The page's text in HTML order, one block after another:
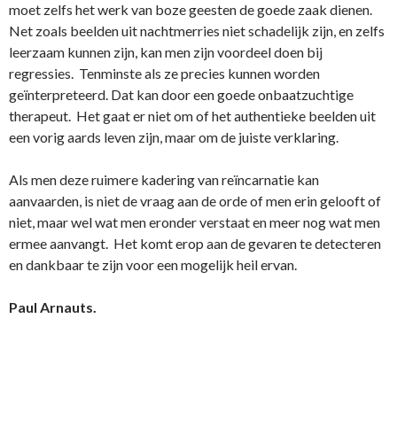
moet zelfs het werk van boze geesten de goede zaak dienen.
Net zoals beelden uit nachtmerries niet schadelijk zijn, en zelfs
leerzaam kunnen zijn, kan men zijn voordeel doen bij
regressies. Tenminste als ze precies kunnen worden
geïnterpreteerd. Dat kan door een goede o­nbaatzuchtige
therapeut. Het gaat er niet om of het authentieke beelden uit
een vorig aards leven zijn, maar om de juiste verklaring.
Als men deze ruimere kadering van reïncarnatie kan
aanvaarden, is niet de vraag aan de orde of men erin gelooft of
niet, maar wel wat men eronder verstaat en meer nog wat men
ermee aanvangt. Het komt erop aan de gevaren te detecteren
en dankbaar te zijn voor een mogelijk heil ervan.
Paul Arnauts.